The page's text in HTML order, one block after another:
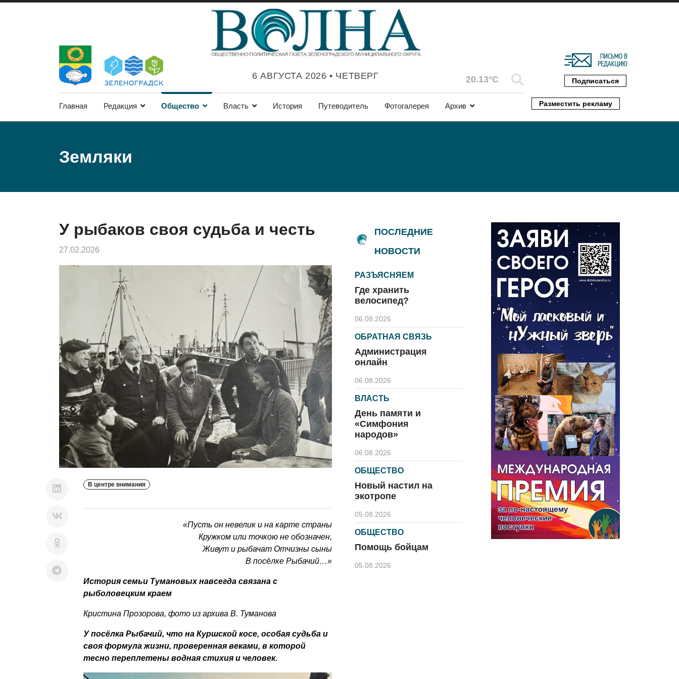
6 АВГУСТА 2026 • ЧЕТВЕРГ 20.13°C Подписаться
Главная Редакция Общество Власть История Путеводитель Фотогалерея Архив Разместить рекламу
Земляки
У рыбаков своя судьба и честь
27.02.2026
В центре внимания
«Пусть он невелик и на карте страны
Кружком или точкою не обозначен,
Живут и рыбачат Отчизны сыны
В посёлке Рыбачий…»
История семьи Тумановых навсегда связана с
рыболовецким краем
Кристина Прозорова, фото из архива В. Туманова
У посёлка Рыбачий, что на Куршской косе, особая судьба и
своя формула жизни, проверенная веками, в которой
тесно переплетены водная стихия и человек.
ПОСЛЕДНИЕ
НОВОСТИ
РАЗЪЯСНЯЕМ
Где хранить
велосипед?
06.08.2026
ОБРАТНАЯ СВЯЗЬ
Администрация
онлайн
06.08.2026
ВЛАСТЬ
День памяти и
«Симфония
народов»
06.08.2026
ОБЩЕСТВО
Новый настил на
экотропе
05.08.2026
ОБЩЕСТВО
Помощь бойцам
05.08.2026